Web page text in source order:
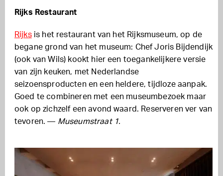
Rijks Restaurant
Rijksis het restaurant van het Rijksmuseum, op de
begane grond van het museum: Chef Joris Bijdendijk
(ook van Wils) kookt hier een toegankelijkere versie
van zijn keuken, met Nederlandse
seizoensproducten en een heldere, tijdloze aanpak.
Goed te combineren met een museumbezoek maar
ook op zichzelf een avond waard. Reserveren ver van
tevoren. — Museumstraat 1.